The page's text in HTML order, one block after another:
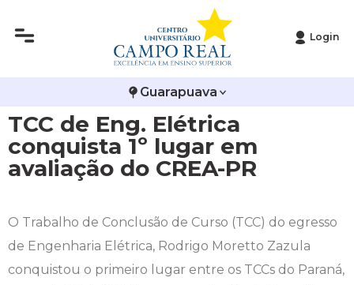
Login
Guarapuava
TCC de Eng. Elétrica
conquista 1º lugar em
avaliação do CREA-PR
O Trabalho de Conclusão de Curso (TCC) do egresso
de Engenharia Elétrica, Rodrigo Moretto Zazula
conquistou o primeiro lugar entre os TCCs do Paraná,
Infraestrutura
Editais
Publicações Institucionais
Arquitetura e Urbanismo
Biomedicina
Ciências Contábeis
Direito
Enfermagem
Vestibular de Inverno
Vestibular de Medicina
2ª Via de Boleto
Atestado de Matrícula
Atividades Complementares e Sociais
Biblioteca
Calendário Acadêmico
Calendário de Provas
Avalie a Campo Real
Bolsas e Incentivos
CPA
COLAP
Comissão de Ética no Uso de Animais
Comitê de Ética em Pesquisa